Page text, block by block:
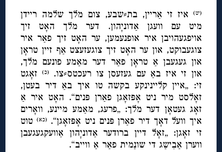
(יט)
איז זי אַריין, בת⸗שבע, צום מלך שלמה ריידן
מיט עם וועגן אַדוניָהון. דער מלך האָט זיך
אויפגעהויבן איר אופנעמען, ער האָט זיך פאַר איר
צוגעבוקט, און ער האָט זיך צוגעזעצט אַף זיין טראָן
און געגעבן אַ טראָן פאַר דער מאַמע פונעם מלך,
און זי איז באַ עם געזעסן צו רעכטס⸗צו.(כ)
זאָגט
זי: „איין קליינינקע בקשה טו איך באַ דיר בעטן,
זאָלסט מיר ניט אָפּזאָגן פאַרן פּנים“. האָט איר אַ
זאָג געטאָן דער מלך: „פרעג, מאַמע מיינע, וואָרים
איך וועל דאָך דיר פאַרן פּנים ניט אָפּזאָגן“.(כא) טוט
זי זאָגן: „זאָל דיין ברודער אַדוניָהון אַוועקגעגעבן
ווערן אַבִישַג די שונַמית פאַר אַ ווייב“.